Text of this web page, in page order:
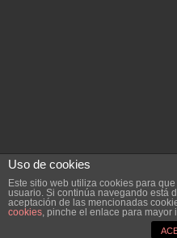
Powered byWordPress|
© Copyright 2010-
Uso de cookies
Este sitio web utiliza cookies para
usuario. Si continúa navegando está
aceptación de las mencionadas
cookies, pinche el enlace para mayor